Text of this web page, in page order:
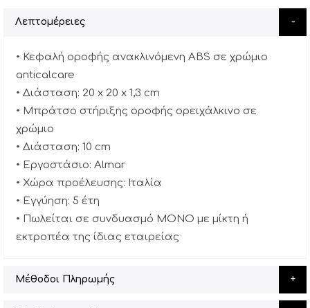
Λεπτομέρειες
• Κεφαλή οροφής ανακλινόμενη ABS σε χρώμιο
anticalcare
• Διάσταση: 20 x 20 x 1,3 cm
• Μπράτσο στήριξης οροφής ορειχάλκινο σε
χρώμιο
• Διάσταση: 10 cm
• Εργοστάσιο: Almar
• Χώρα προέλευσης: Ιταλία
• Εγγύηση: 5 έτη
• Πωλείται σε συνδυασμό ΜΟΝΟ με μίκτη ή
εκτροπέα της ίδιας εταιρείας
Μέθοδοι Πληρωμής